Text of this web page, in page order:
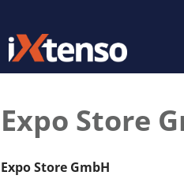
Expo Store
Expo Store GmbH